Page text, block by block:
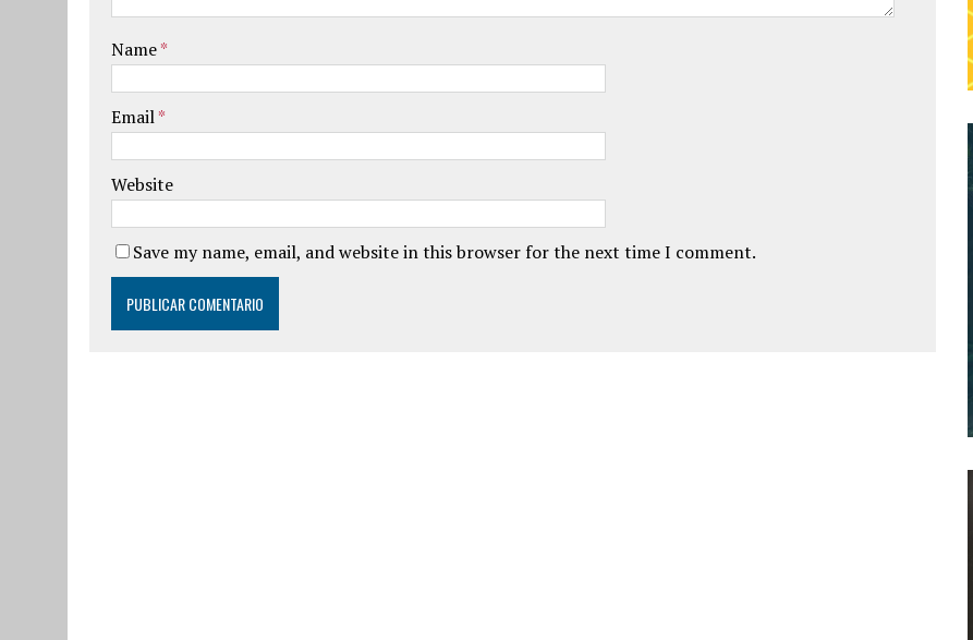
Name*
Email*
Website
Save my name, email, and website in this browser for the next time I comment.